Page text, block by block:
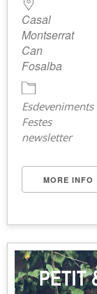
Casal
Montserrat
Can
Fosalba
Esdeveniments
Festes
newsletter
MORE INFO